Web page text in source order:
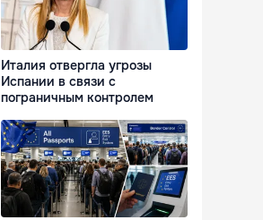
Италия отвергла угрозы
Испании в связи с
пограничным контролем